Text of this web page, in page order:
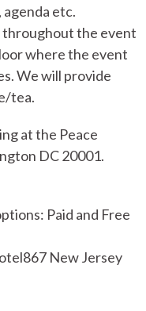
agenda etc.
throughout the event
where the event
We will provide
tea.
at the Peace
DC 20001.
Paid and Free
New Jersey